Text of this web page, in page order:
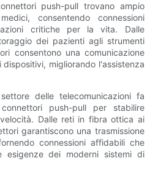
push-pull trovano ampio
consentendo connessioni
critiche per la vita. Dalle
dei pazienti agli strumenti
consentono una comunicazione
migliorando l'assistenza
delle telecomunicazioni fa
push-pull per stabilire
Dalle reti in fibra ottica ai
garantiscono una trasmissione
connessioni affidabili che
esigenze dei moderni sistemi di